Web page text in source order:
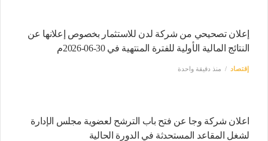
إعلان تصحيحي من شركة لدن للاستثمار بخصوص إعلانها عن
النتائج المالية الأولية للفترة المنتهية في 30-06-2026م
إقتصاد منذ دقيقة واحدة
اعلان شركة وجا عن فتح باب الترشح لعضوية مجلس الإدارة
لشغل المقاعد المستحدثة في الدورة الحالية